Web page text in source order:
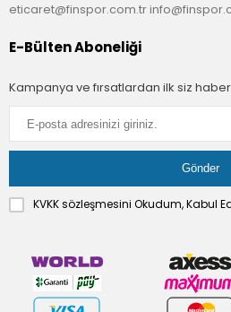
eticaret@finspor.com.tr
E-Bülten Aboneliği
Kampanya ve fırsatlardan ilk siz
KVKK sözleşmesini Okudum, Kabul